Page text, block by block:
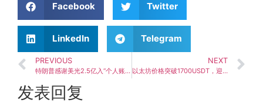
Facebook Twitter
LinkedIn Telegram
PREVIOUS
特朗普感谢美光2.5亿入“个人账户” 称造福儿童未来引发巨大争议
NEXT
以太坊价格突破1700USDT，迎来新高
发表回复